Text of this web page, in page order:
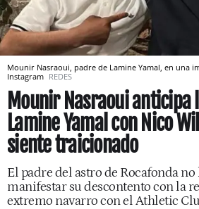
Mounir Nasraoui, padre de Lamine Yamal, en una
Instagram REDES
Mounir Nasraoui anticipa
Lamine Yamal con Nico
siente traicionado
El padre del astro de Rocafonda
manifestar su descontento con la
extremo navarro con el Athletic